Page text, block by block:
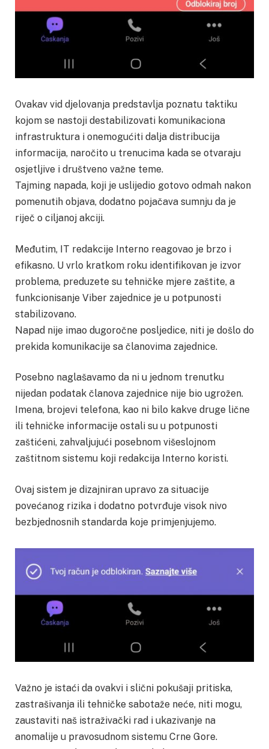
Ovakav vid djelovanja predstavlja poznatu taktiku
kojom se nastoji destabilizovati komunikaciona
infrastruktura i onemogućiti dalja distribucija
informacija, naročito u trenucima kada se otvaraju
osjetljive i društveno važne teme.
Tajming napada, koji je uslijedio gotovo odmah nakon
pomenutih objava, dodatno pojačava sumnju da je
riječ o ciljanoj akciji.
Međutim, IT redakcije Interno reagovao je brzo i
efikasno. U vrlo kratkom roku identifikovan je izvor
problema, preduzete su tehničke mjere zaštite, a
funkcionisanje Viber zajednice je u potpunosti
stabilizovano.
Napad nije imao dugoročne posljedice, niti je došlo do
prekida komunikacije sa članovima zajednice.
Posebno naglašavamo da ni u jednom trenutku
nijedan podatak članova zajednice nije bio ugrožen.
Imena, brojevi telefona, kao ni bilo kakve druge lične
ili tehničke informacije ostali su u potpunosti
zaštićeni, zahvaljujući posebnom višeslojnom
zaštitnom sistemu koji redakcija Interno koristi.
Ovaj sistem je dizajniran upravo za situacije
povećanog rizika i dodatno potvrđuje visok nivo
bezbjednosnih standarda koje primjenjujemo.
Važno je istaći da ovakvi i slični pokušaji pritiska,
zastrašivanja ili tehničke sabotaže neće, niti mogu,
zaustaviti naš istraživački rad i ukazivanje na
anomalije u pravosudnom sistemu Crne Gore.